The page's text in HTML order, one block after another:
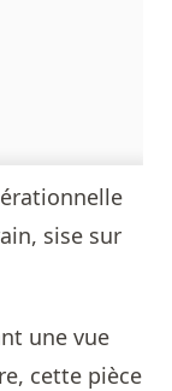
une vue
cette pièce